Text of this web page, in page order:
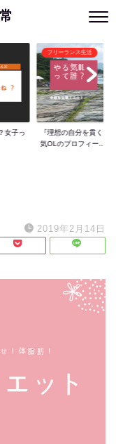
女子っ
フリーランス生活
『理想の自分を貫くた
気OLのプロフィー...
2019年2月14日